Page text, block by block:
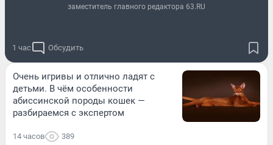
заместитель главного редактора 63.RU
1 час Обсудить
Очень игривы и отлично ладят с
детьми. В чём особенности
абиссинской породы кошек —
разбираемся с экспертом
14 часов 389